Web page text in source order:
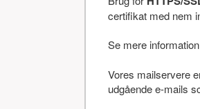
certifikat med nem
Se mere
Vores mailservere
udgående e-mails